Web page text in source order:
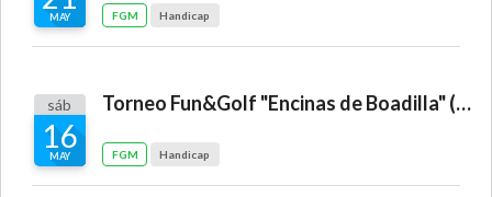
MAY FGM Handicap
sáb
16
MAY
Torneo Fun&Golf "Encinas de Boadilla" (Tiro 14:00 horas)
FGM Handicap